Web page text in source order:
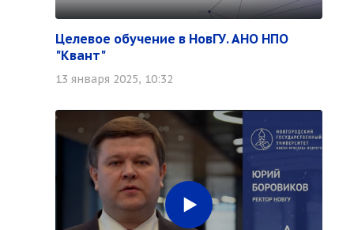
Целевое обучение в НовГУ. АНО НПО
"Квант"
13 января 2025, 10:32